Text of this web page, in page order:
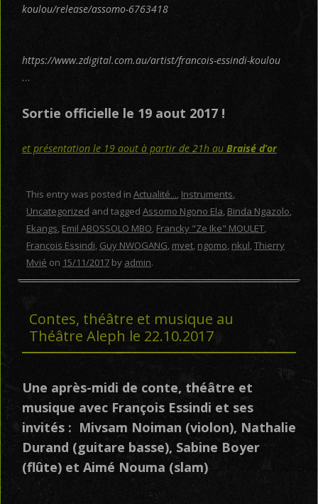
koulou/release/assomo-6763418
https://www.zdigital.com.au/artist/francois-essindi-koulou
…
Sortie officielle le 19 aout 2017 !
et présentation le 19 aout à partir de 21h au Braisé d’or
This entry was posted in Actualité..., Instruments,
Uncategorized and tagged Assomo Ngono Ela, Binda Ngazolo,
Ekangs, Emil ABOSSOLO MBO, Francky "Ze Ike" MOULET,
François Essindi, Guy NWOGANG, mvet, ngomo, nkul,Thierry
Mvié on 15/11/2017by admin.
Contes, théâtre et musique au
Théâtre Aleph le 22.10.2017
Une après-midi de conte, théâtre et
musique avec François Essindi et ses
invités : Mivsam Noiman (violon), Nathalie
Durand (guitare basse), Sabine Boyer
(flûte) et Aimé Nouma (slam)